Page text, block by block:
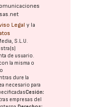
Legal y la
S.L.U.
de usuario.
la misma o
dure la
necesario para
Cesión:
empresas del